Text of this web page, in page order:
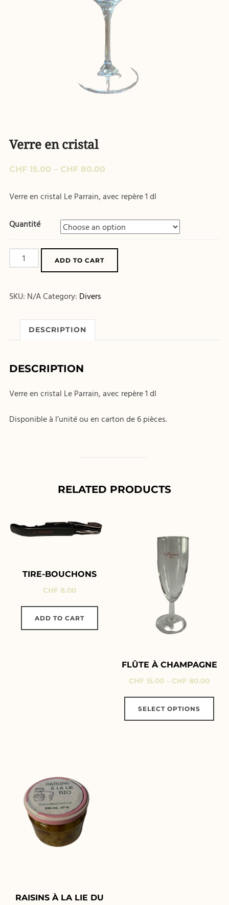
Verre en cristal
CHF15.00 – CHF80.00
Verre en cristal Le Parrain, avec repère 1 dl
Quantité
Verre
en
quantity
ADD TO CART
SKU: N/ACategory: Divers
DESCRIPTION
DESCRIPTION
Verre en cristal Le Parrain, avec repère 1 dl
Disponible à l’unité ou en carton de 6 pièces.
RELATED PRODUCTS
TIRE-BOUCHONS
CHF 8.00
ADD TO CART
FLÛTE À CHAMPAGNE
CHF 15.00 –CHF 80.00
SELECT OPTIONS
RAISINS À LA LIE DU